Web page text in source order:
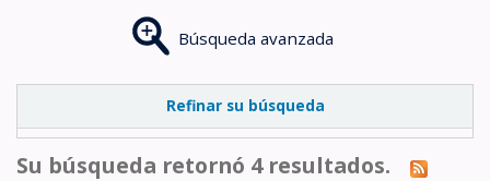
Búsqueda avanzada
Refinar su búsqueda
Su búsqueda retornó 4 resultados.